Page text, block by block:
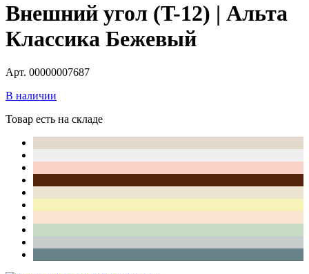
Внешний угол (T-12) | Альта
Классика Бежевый
Арт. 00000007687
В наличии
Товар есть на складе